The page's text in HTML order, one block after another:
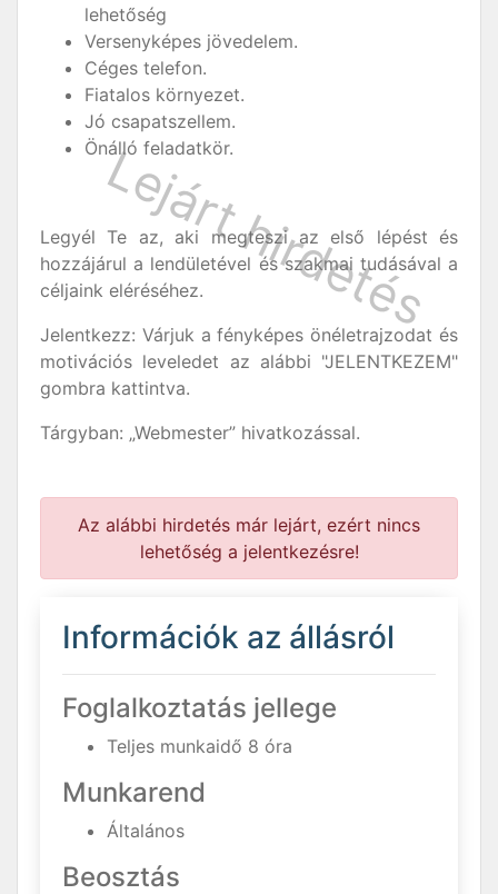
lehetőség
Versenyképes jövedelem.
Céges telefon.
Fiatalos környezet.
Jó csapatszellem.
Önálló feladatkör.
Legyél Te az, aki megteszi az első lépést és
hozzájárul a lendületével és szakmai tudásával a
céljaink eléréséhez.
Jelentkezz: Várjuk a fényképes önéletrajzodat és
motivációs leveledet az alábbi "JELENTKEZEM"
gombra kattintva.
Tárgyban: „Webmester” hivatkozással.
Az alábbi hirdetés már lejárt, ezért nincs
lehetőség a jelentkezésre!
Információk az állásról
Foglalkoztatás jellege
Teljes munkaidő 8 óra
Munkarend
Általános
Beosztás